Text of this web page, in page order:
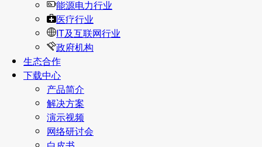
能源电力行业
医疗行业
IT及互联网行业
政府机构
生态合作
下载中心
产品简介
解决方案
演示视频
网络研讨会